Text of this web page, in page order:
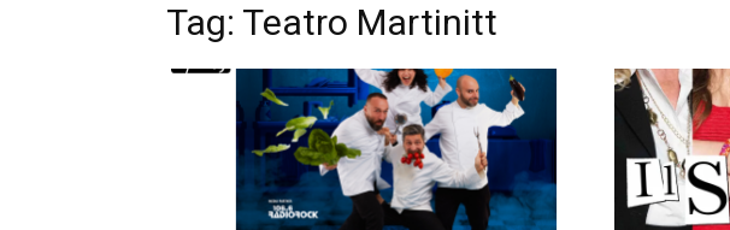
Tag: Teatro Martinitt